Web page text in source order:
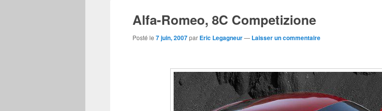
Alfa-Romeo, 8C Competizione
Posté le 7 juin, 2007par Eric Legagneur— Laisser un commentaire